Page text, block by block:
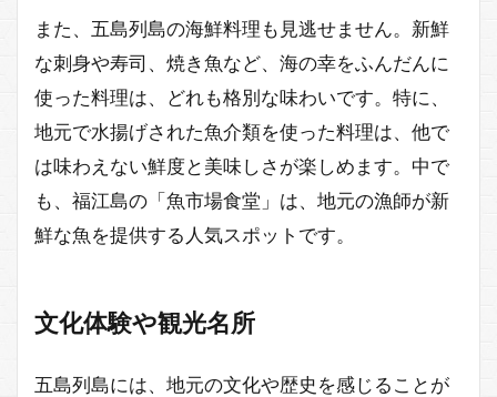
また、五島列島の海鮮料理も見逃せません。新鮮
な刺身や寿司、焼き魚など、海の幸をふんだんに
使った料理は、どれも格別な味わいです。特に、
地元で水揚げされた魚介類を使った料理は、他で
は味わえない鮮度と美味しさが楽しめます。中で
も、福江島の「魚市場食堂」は、地元の漁師が新
鮮な魚を提供する人気スポットです。
文化体験や観光名所
五島列島には、地元の文化や歴史を感じることが